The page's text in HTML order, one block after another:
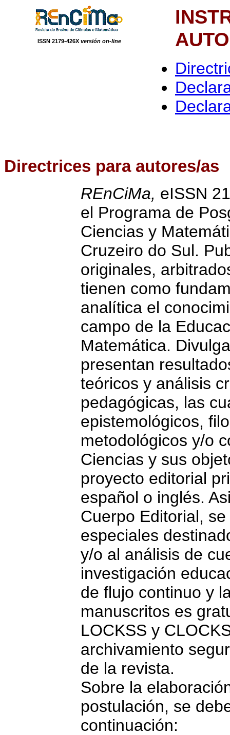
ISSN 2179-426Xversión on-line
Directrices para autores/as
REnCiMa, eISSN
el Programa de
Ciencias y
Cruzeiro do Sul.
originales,
tienen como
analítica el
campo de la
Matemática.
presentan
teóricos y análisis
pedagógicas, las
epistemológicos,
metodológicos y/o
Ciencias y sus
proyecto editorial
español o inglés.
Cuerpo Editorial,
especiales
y/o al análisis de
investigación
de flujo continuo y
manuscritos es
LOCKSS y
archivamiento
de la revista.
Sobre la
postulación, se
continuación: